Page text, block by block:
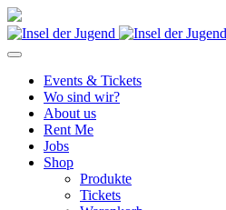
Events & Tickets
Wo sind wir?
About us
Rent Me
Jobs
Shop
Produkte
Tickets